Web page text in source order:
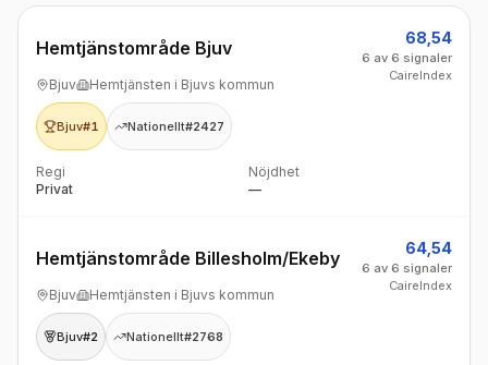
Hemtjänstområde Bjuv
Bjuv Hemtjänsten i Bjuvs kommun
68,54
6 av 6 signaler
CaireIndex
Bjuv#1 Nationellt#2427
Regi
Privat
Nöjdhet
—
Hemtjänstområde Billesholm/Ekeby
Bjuv Hemtjänsten i Bjuvs kommun
64,54
6 av 6 signaler
CaireIndex
Bjuv#2 Nationellt#2768